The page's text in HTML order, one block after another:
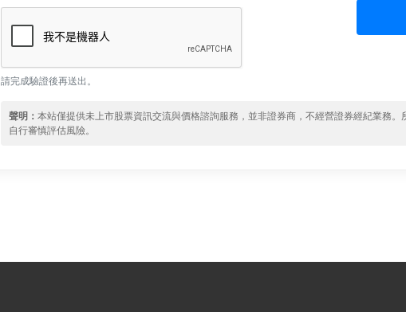
請完成驗證後再送出。
聲明：本站僅提供未上市股票資訊交流與價格諮詢服務，並非證券商，不經營證券經紀業務
自行審慎評估風險。